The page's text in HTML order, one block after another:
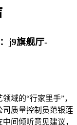
j9旗舰厅-
域的“行家里手”，
质量控制员范银莲
间倾听意见建议，